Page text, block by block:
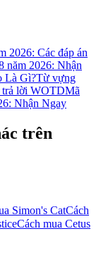
2026: Các đáp án
năm 2026: Nhận
Là Gì?Từ vựng
trả lời WOTDMã
Nhận Ngay
trên
Simon's CatCách
Cách mua Cetus